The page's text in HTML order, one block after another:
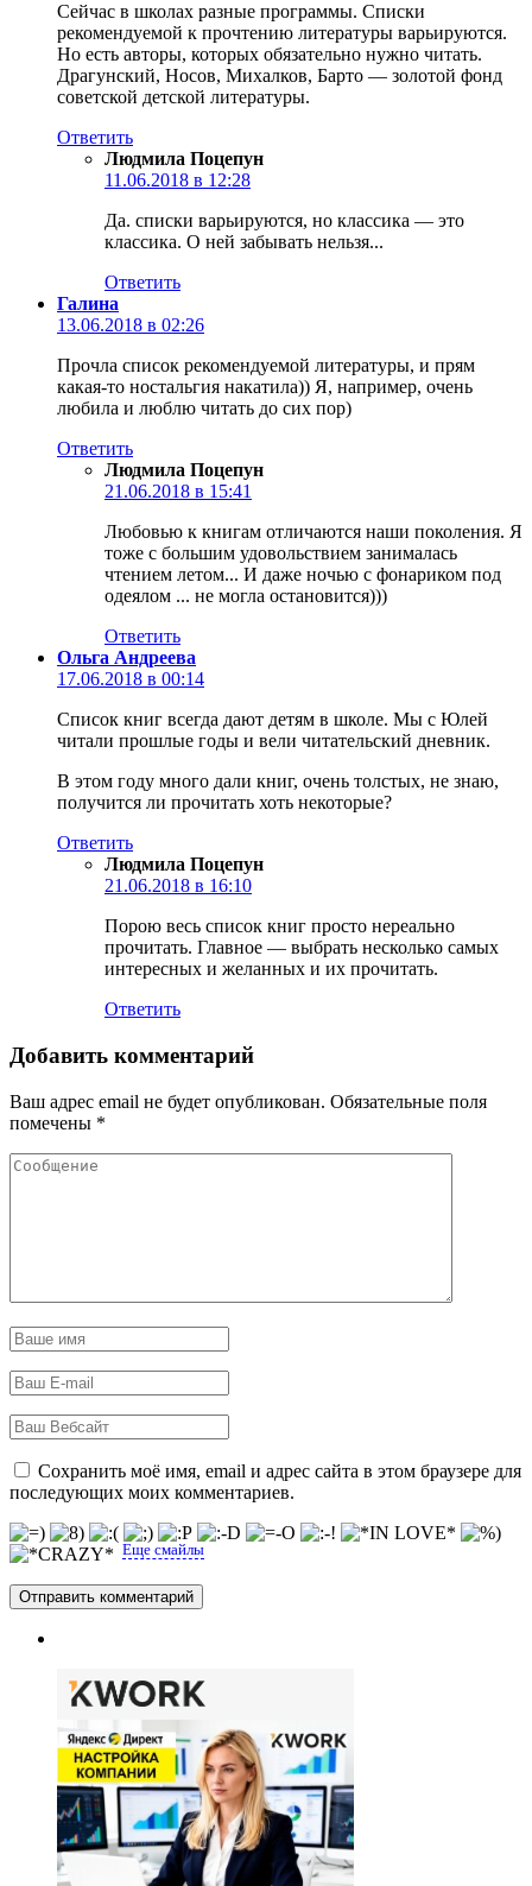
Сейчас в школах разные программы. Списки
рекомендуемой к прочтению литературы варьируются.
Но есть авторы, которых обязательно нужно читать.
Драгунский, Носов, Михалков, Барто — золотой фонд
советской детской литературы.
Ответить
Людмила Поцепун
11.06.2018 в 12:28
Да. списки варьируются, но классика — это
классика. О ней забывать нельзя...
Ответить
Галина
13.06.2018 в 02:26
Прочла список рекомендуемой литературы, и прям
какая-то ностальгия накатила)) Я, например, очень
любила и люблю читать до сих пор)
Ответить
Людмила Поцепун
21.06.2018 в 15:41
Любовью к книгам отличаются наши поколения. Я
тоже с большим удовольствием занималась
чтением летом... И даже ночью с фонариком под
одеялом ... не могла остановится)))
Ответить
Ольга Андреева
17.06.2018 в 00:14
Список книг всегда дают детям в школе. Мы с Юлей
читали прошлые годы и вели читательский дневник.
В этом году много дали книг, очень толстых, не знаю,
получится ли прочитать хоть некоторые?
Ответить
Людмила Поцепун
21.06.2018 в 16:10
Порою весь список книг просто нереально
прочитать. Главное — выбрать несколько самых
интересных и желанных и их прочитать.
Ответить
Добавить комментарий
Ваш адрес email не будет опубликован. Обязательные поля
помечены *
Сохранить моё имя, email и адрес сайта в этом браузере для
последующих моих комментариев.
Еще смайлы